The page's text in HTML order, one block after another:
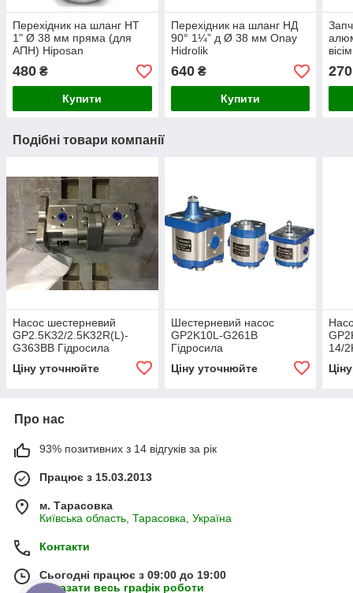
Перехідник на шланг НТ
1" Ø 38 мм пряма (для
АПН) Hiposan
480 ₴
Купити
Перехідник на шланг НД
90° 1¼” д Ø 38 мм Onay
Hidrolik
640₴
Купити
270
Подібні товари компанії
Насос шестерневий
GP2.5K32/2.5K32R(L)-
G363BB Гідросила
Ціну уточнюйте
Шестерневий насос
GP2K10L-G261B
Гідросила
Ціну уточнюйте
14/
Про нас
93% позитивних з 14 відгуків за рік
Працює з 15.03.2013
м. Тарасовка
Київська область, Тарасовка, Україна
Контакти
Сьогодні працює з 09:00 до 19:00
Показати весь графік роботи